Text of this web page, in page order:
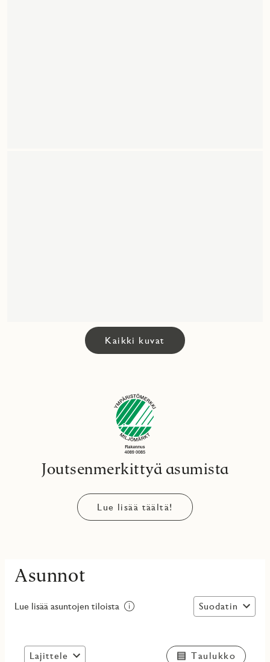
Kaikki kuvat
Joutsenmerkittyä asumista
Lue lisää täältä!
Asunnot
Lue lisää asuntojen tiloista Suodatin
Lajittele Taulukko